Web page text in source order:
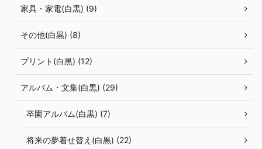
家具・家電(白黒) (9)
その他(白黒) (8)
プリント(白黒) (12)
アルバム・文集(白黒) (29)
卒園アルバム(白黒) (7)
将来の夢着せ替え(白黒) (22)